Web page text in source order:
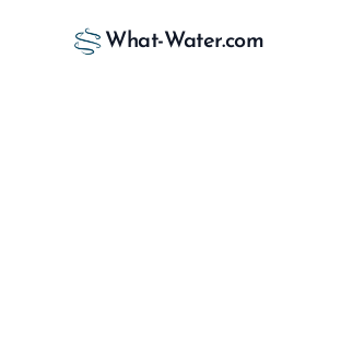
What-Water.com